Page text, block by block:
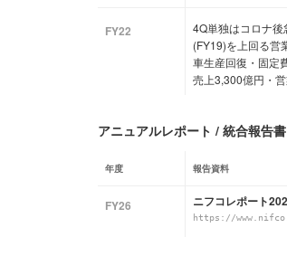
FY22
4Q単独はコロナ
(FY19)を上回る営
車生産回復・固定
売上3,300億円・
アニュアルレポート / 統合報告書
年度 報告資料
FY26 ニフコレポート
https://